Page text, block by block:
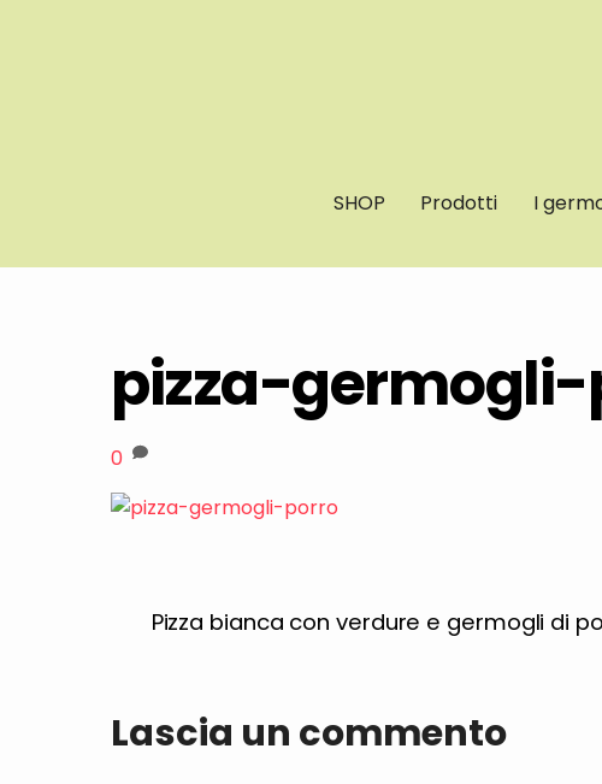
SHOP Prodotti I
pizza-
0
Pizza bianca con verdure e germogli di
Lascia un commento